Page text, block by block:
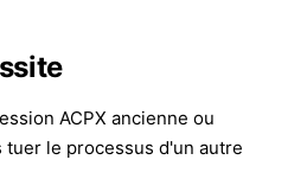
ACPX ancienne ou
le processus d'un autre